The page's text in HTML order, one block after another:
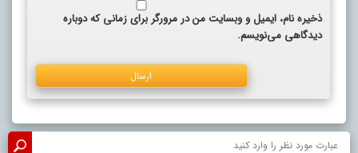
ذخیره نام، ایمیل و وبسایت من در مرورگر برای زمانی که دوباره
دیدگاهی می‌نویسم.